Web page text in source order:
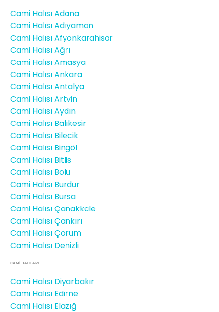
Cami Halısı Adana
Cami Halısı Adıyaman
Cami Halısı Afyonkarahisar
Cami Halısı Ağrı
Cami Halısı Amasya
Cami Halısı Ankara
Cami Halısı Antalya
Cami Halısı Artvin
Cami Halısı Aydın
Cami Halısı Balıkesir
Cami Halısı Bilecik
Cami Halısı Bingöl
Cami Halısı Bitlis
Cami Halısı Bolu
Cami Halısı Burdur
Cami Halısı Bursa
Cami Halısı Çanakkale
Cami Halısı Çankırı
Cami Halısı Çorum
Cami Halısı Denizli
CAMİ HALILARI
Cami Halısı Diyarbakır
Cami Halısı Edirne
Cami Halısı Elazığ